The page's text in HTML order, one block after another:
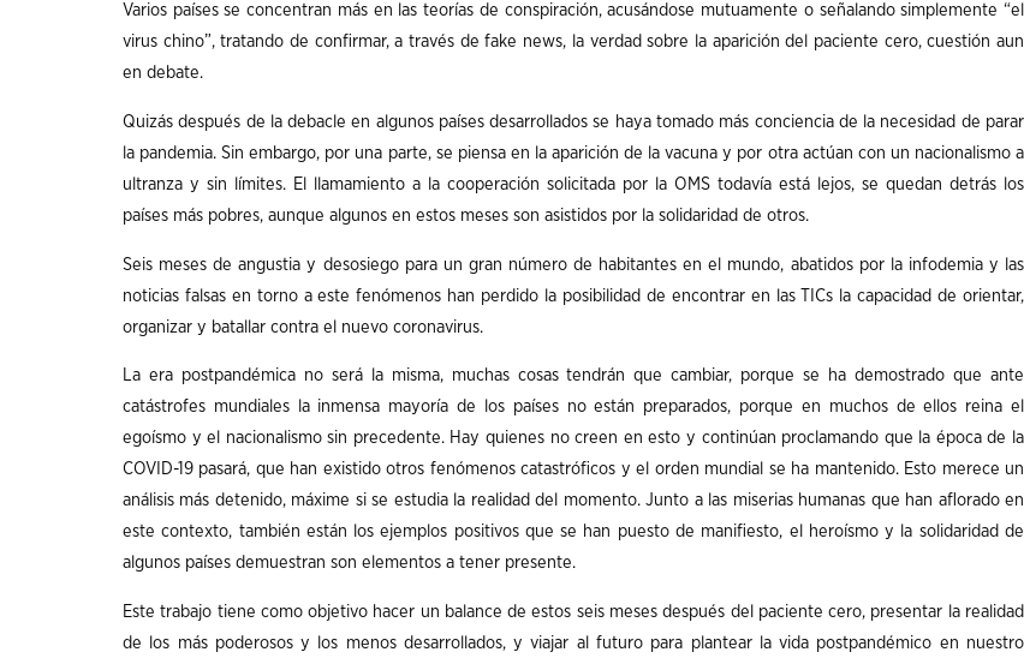
Varios países se concentran más en las teorías de conspiración, acusándose mutuamente o señalando simplemente “el
virus chino”, tratando de confirmar, a través de fake news, la verdad sobre la aparición del paciente cero, cuestión aun
en debate.
Quizás después de la debacle en algunos países desarrollados se haya tomado más conciencia de la necesidad de parar
la pandemia. Sin embargo, por una parte, se piensa en la aparición de la vacuna y por otra actúan con un nacionalismo a
ultranza y sin límites. El llamamiento a la cooperación solicitada por la OMS todavía está lejos, se quedan detrás los
países más pobres, aunque algunos en estos meses son asistidos por la solidaridad de otros.
Seis meses de angustia y desosiego para un gran número de habitantes en el mundo, abatidos por la infodemia y las
noticias falsas en torno a este fenómenos han perdido la posibilidad de encontrar en las TICs la capacidad de orientar,
organizar y batallar contra el nuevo coronavirus.
La era postpandémica no será la misma, muchas cosas tendrán que cambiar, porque se ha demostrado que ante
catástrofes mundiales la inmensa mayoría de los países no están preparados, porque en muchos de ellos reina el
egoísmo y el nacionalismo sin precedente. Hay quienes no creen en esto y continúan proclamando que la época de la
COVID-19 pasará, que han existido otros fenómenos catastróficos y el orden mundial se ha mantenido. Esto merece un
análisis más detenido, máxime si se estudia la realidad del momento. Junto a las miserias humanas que han aflorado en
este contexto, también están los ejemplos positivos que se han puesto de manifiesto, el heroísmo y la solidaridad de
algunos países demuestran son elementos a tener presente.
Este trabajo tiene como objetivo hacer un balance de estos seis meses después del paciente cero, presentar la realidad
de los más poderosos y los menos desarrollados, y viajar al futuro para plantear la vida postpandémico en nuestro